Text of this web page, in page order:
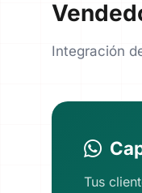
Integración
Tus